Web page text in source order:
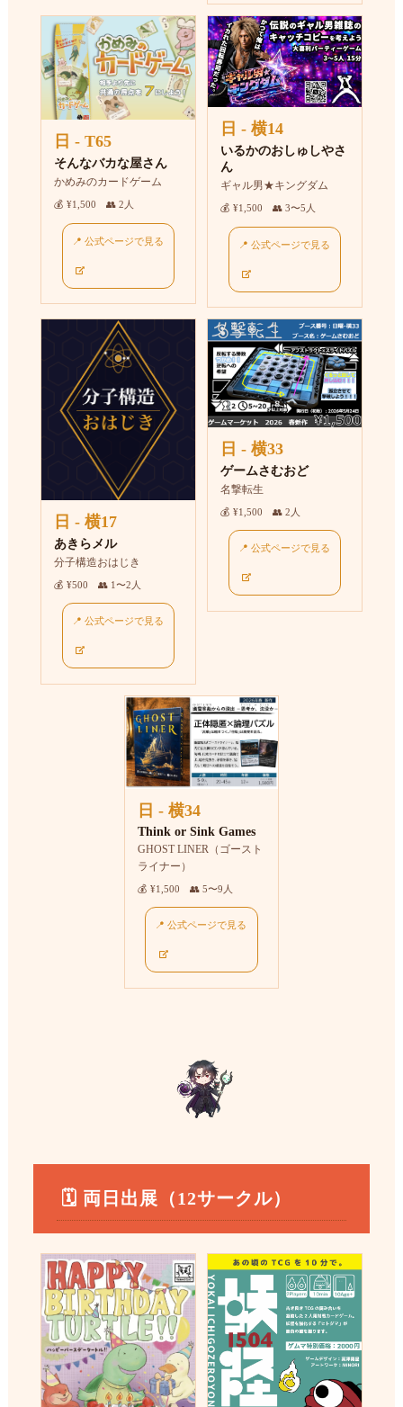
日 - T65
そんなバカな屋さん
かめみのカードゲーム
💰 ¥1,500 👥 2人
📍 公式ページで見る
日 - 横14
いるかのおしゅしやさ
ん
ギャル男★キングダム
💰 ¥1,500 👥 3〜5人
📍 公式ページで見る
日 - 横17
あきらメル
分子構造おはじき
💰 ¥500 👥 1〜2人
📍 公式ページで見る
日 - 横33
ゲームさむおど
名撃転生
💰 ¥1,500 👥 2人
📍 公式ページで見る
日 - 横34
Think or Sink Games
GHOST LINER（ゴースト
ライナー）
💰 ¥1,500 👥 5〜9人
📍 公式ページで見る
🗓 両日出展（12サークル）